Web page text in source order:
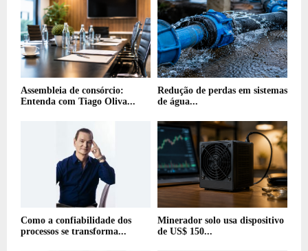
Assembleia de consórcio:
Entenda com Tiago Oliva...
Redução de perdas em sistemas
de água...
Como a confiabilidade dos
processos se transforma...
Minerador solo usa dispositivo
de US$ 150...